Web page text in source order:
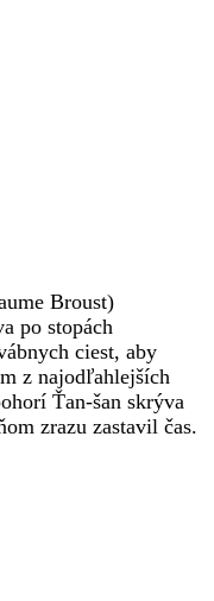
Broust)
po stopách
ciest, aby
z najodľahlejších
Ťan-šan skrýva
zrazu zastavil čas.